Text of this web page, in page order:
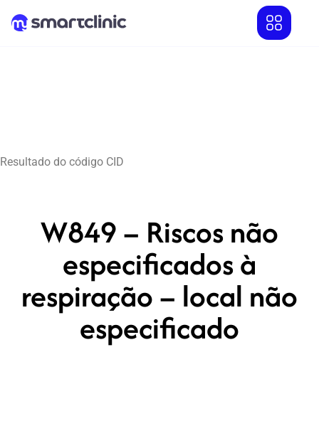
Resultado do código CID
W849 – Riscos não
especificados à
respiração – local não
especificado